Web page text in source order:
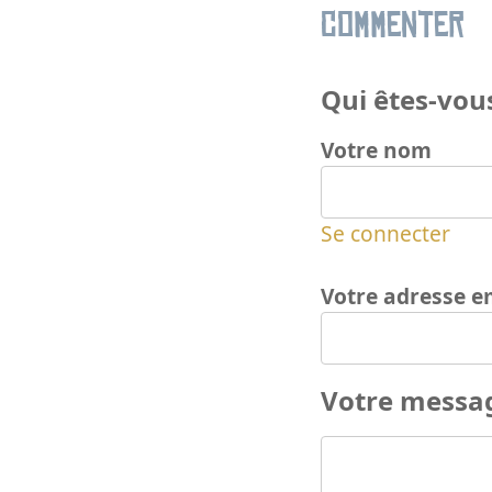
Commenter
Qui êtes-
Votre nom
Se connecter
Votre adresse
Votre